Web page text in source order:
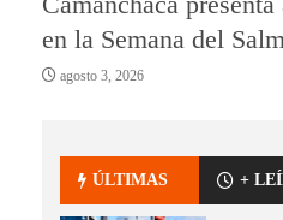
en la Semana del
agosto 3, 2026
ÚLTIMAS +